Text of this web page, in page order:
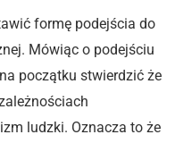
formę podejścia do
Mówiąc o podejściu
początku stwierdzić że
ludzki. Oznacza to że